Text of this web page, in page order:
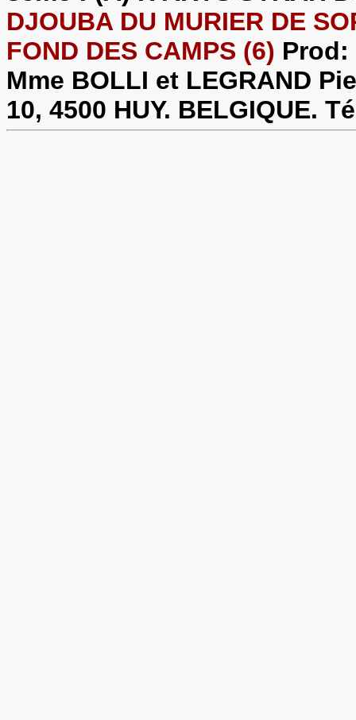
DJOUBA DU MURIER DE
FOND DES CAMPS (6) Prod:
Mme BOLLI et LEGRAND
10, 4500 HUY. BELGIQUE.